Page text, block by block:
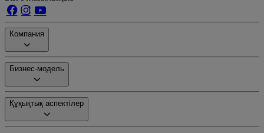
Компания
Бизнес-модель
Құқықтық аспектілер